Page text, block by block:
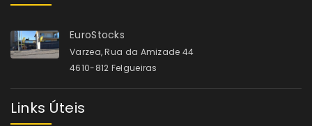
EuroStocks
Varzea, Rua da Amizade 44
4610-812 Felgueiras
Links Úteis